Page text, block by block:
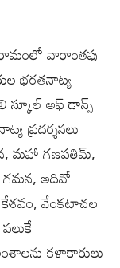
వారాంతపు
భరతనాట్య
స్కూల్ అఫ్ డాన్స్
ప్రదర్శనలు
మహా గణపతిమ్,
గమన, అదివో
కేశవం, వేంకటాచల
కళాకారులు